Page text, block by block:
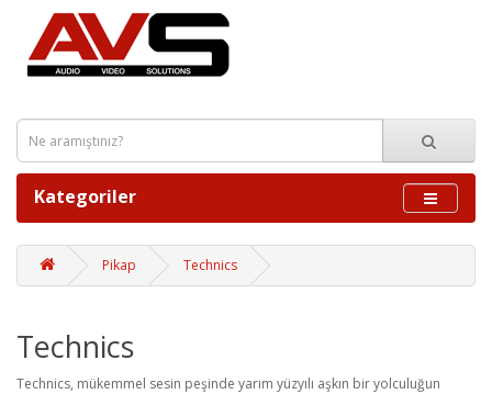
Kategoriler
Pikap Technics
Technics
Technics, mükemmel sesin peşinde yarım yüzyılı aşkın bir yolculuğun